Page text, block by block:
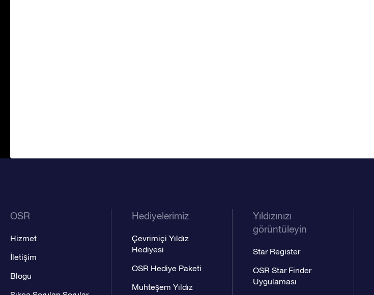
OSR
Hizmet
İletişim
Blogu
Hediyelerimiz
Çevrimiçi Yıldız
Hediyesi
OSR Hediye Paketi
Muhteşem Yıldız
Yıldızınızı
görüntüleyin
Star Register
OSR Star Finder
Uygulaması